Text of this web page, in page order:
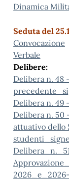
Dinamica
Seduta del
Convocazione
Verbale
Delibere:
Delibera n. 48
Delibera n.
Delibera n. 50
attuativo dello